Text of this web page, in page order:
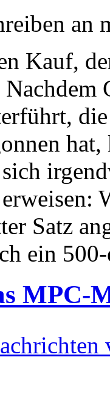
Kauf,
Satz
ein
MPC-